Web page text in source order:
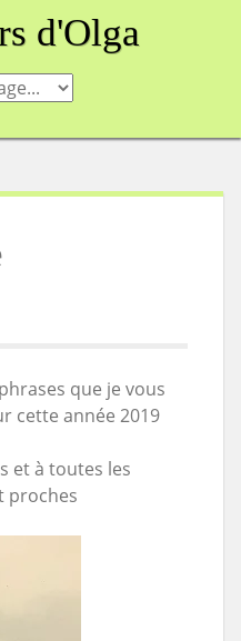
d'Olga
que je vous
cette année 2019
et à toutes les
proches